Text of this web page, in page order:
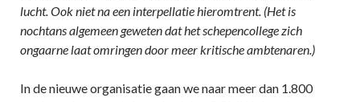
lucht. Ook niet na een interpellatie hieromtrent. (Het is
nochtans algemeen geweten dat het schepencollege zich
ongaarne laat omringen door meer kritische ambtenaren.)
In de nieuwe organisatie gaan we naar meer dan 1.800